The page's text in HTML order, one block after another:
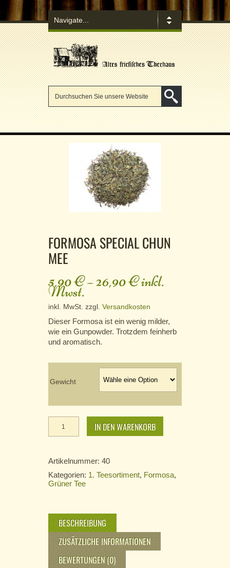
FORMOSA SPECIAL CHUN
MEE
5,90€–26,90€inkl.
Mwst.
inkl. MwSt. zzgl. Versandkosten
Dieser Formosa ist ein wenig milder,
wie ein Gunpowder. Trotzdem feinherb
und aromatisch.
Gewicht
Formosa
Special
IN DEN WARENKORB
Artikelnummer: 40
Kategorien: 1. Teesortiment, Formosa,
Grüner Tee
BESCHREIBUNG
ZUSÄTZLICHE INFORMATIONEN
BEWERTUNGEN (0)